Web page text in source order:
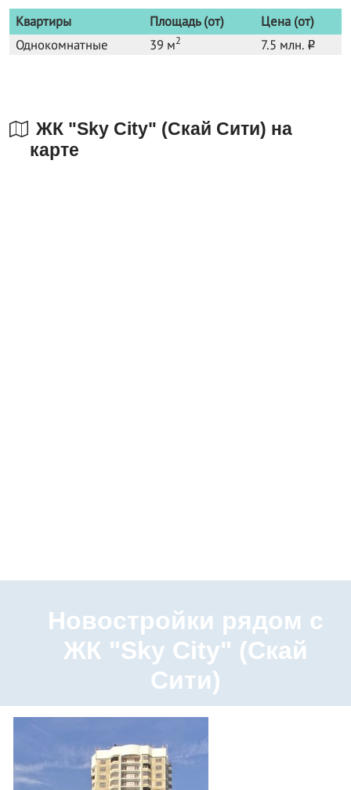
Квартиры Площадь (от)
Цена (от)
Однокомнатные
39 м2 7.5 млн. o
ЖК "Sky City" (Скай Сити) на
карте
Новостройки рядом с
ЖК "Sky City" (Скай
Сити)